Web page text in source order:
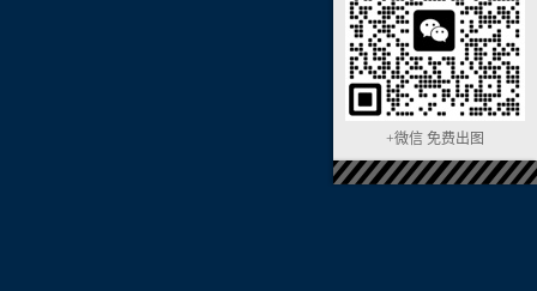
+微信 免费出图